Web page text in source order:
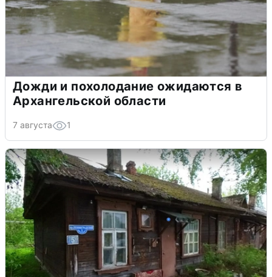
Дожди и похолодание ожидаются в
Архангельской области
7 августа 1